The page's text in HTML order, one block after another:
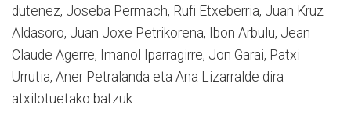
dutenez, Joseba Permach, Rufi Etxeberria, Juan Kruz
Aldasoro, Juan Joxe Petrikorena, Ibon Arbulu, Jean
Claude Agerre, Imanol Iparragirre, Jon Garai, Patxi
Urrutia, Aner Petralanda eta Ana Lizarralde dira
atxilotuetako batzuk.